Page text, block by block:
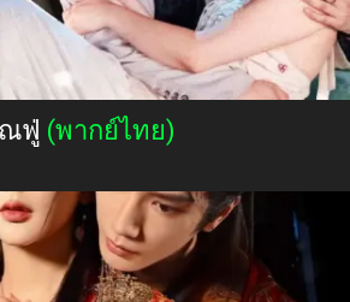
ฟู่ (พากย์ไทย)